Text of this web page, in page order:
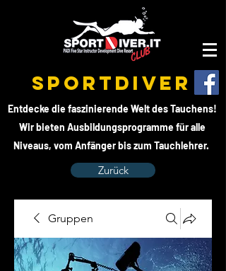
SPORTDIVER
Entdecke die faszinierende Welt des Tauchens!
Wir bieten Ausbildungsprogramme für alle
Niveaus, vom Anfänger bis zum Tauchlehrer.
Zurück
Gruppen